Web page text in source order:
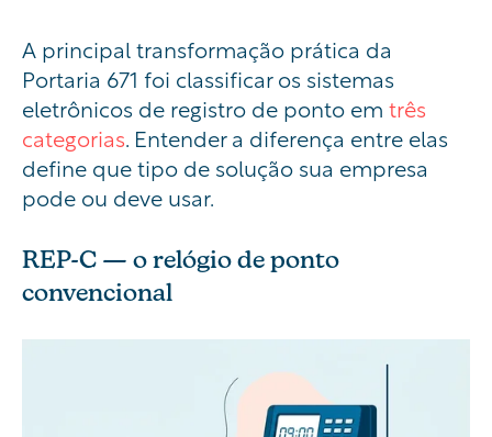
A principal transformação prática da
Portaria 671 foi classificar os sistemas
eletrônicos de registro de ponto em três
categorias. Entender a diferença entre elas
define que tipo de solução sua empresa
pode ou deve usar.
REP-C — o relógio de ponto
convencional